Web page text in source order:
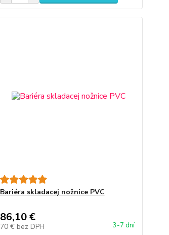
Bariéra skladacej nožnice PVC
86,10 €
70 € bez DPH 3-7 dní